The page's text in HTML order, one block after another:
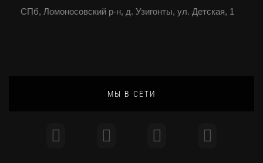
СПб, Ломоносовский р-н, д. Узигонты, ул. Детская, 1
МЫ В СЕТИ